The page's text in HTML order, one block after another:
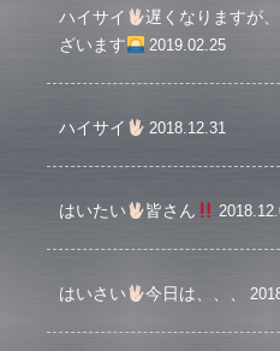
ハイサイ
遅くなりますが
ざいます
2019.02.25
ハイサイ 2018.12.31
はいたい 皆さん
はいさい 今日は、、、